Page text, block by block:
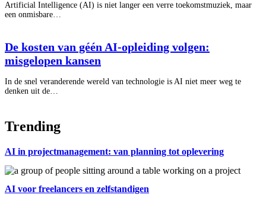
Artificial Intelligence (AI) is niet langer een verre toekomstmuziek, maar
een onmisbare…
De kosten van géén AI-opleiding volgen:
misgelopen kansen
In de snel veranderende wereld van technologie is AI niet meer weg te
denken uit de…
Trending
AI in projectmanagement: van planning tot oplevering
AI voor freelancers en zelfstandigen